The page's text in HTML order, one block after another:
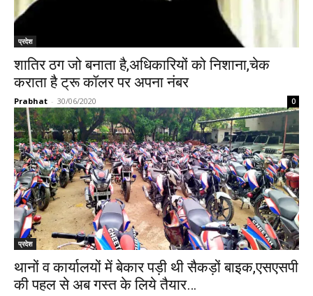
प्रदेश
शातिर ठग जो बनाता है,अधिकारियों को निशाना,चेक
कराता है ट्रू कॉलर पर अपना नंबर
Prabhat - 30/06/2020 0
प्रदेश
थानों व कार्यालयों में बेकार पड़ी थी सैकड़ों बाइक,एसएसपी
की पहल से अब गस्त के लिये तैयार…